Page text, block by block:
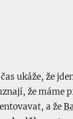
ukáže, že
že máme
a že